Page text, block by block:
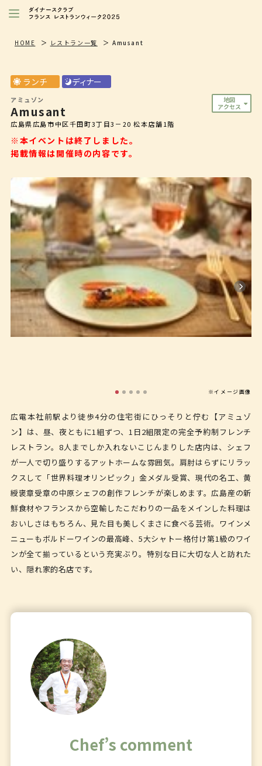
レストランを探す
特別イベント/キャンペーン
ニュース
店舗/プレス向け
HOME レストラン一覧 Amusant
Amusant
アミュゾン
広島県広島市中区千田町3丁目3－20 松本店舗1階
※本イベントは終了しました。
掲載情報は開催時の内容です。
ランチ ディナー
地図
アクセス
※イメージ画像
広電本社前駅より徒歩4分の住宅街にひっそりと佇む【アミュゾ
ン】は、昼、夜ともに1組ずつ、1日2組限定の完全予約制フレンチ
レストラン。8人までしか入れないこじんまりした店内は、シェフ
が一人で切り盛りするアットホームな雰囲気。肩肘はらずにリラッ
クスして「世界料理オリンピック」金メダル受賞、現代の名工、黄
綬褒章受章の中原シェフの創作フレンチが楽しめます。広島産の新
鮮食材やフランスから空輸したこだわりの一品をメインした料理は
おいしさはもちろん、見た目も美しくまさに食べる芸術。ワインメ
ニューもボルドーワインの最高峰、5大シャトー格付け第1級のワイ
ンが全て揃っているという充実ぶり。特別な日に大切な人と訪れた
い、隠れ家的名店です。
Chef’s comment